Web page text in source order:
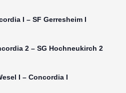
I – SF Gerresheim I
2 – SG Hochneukirch 2
I – Concordia I